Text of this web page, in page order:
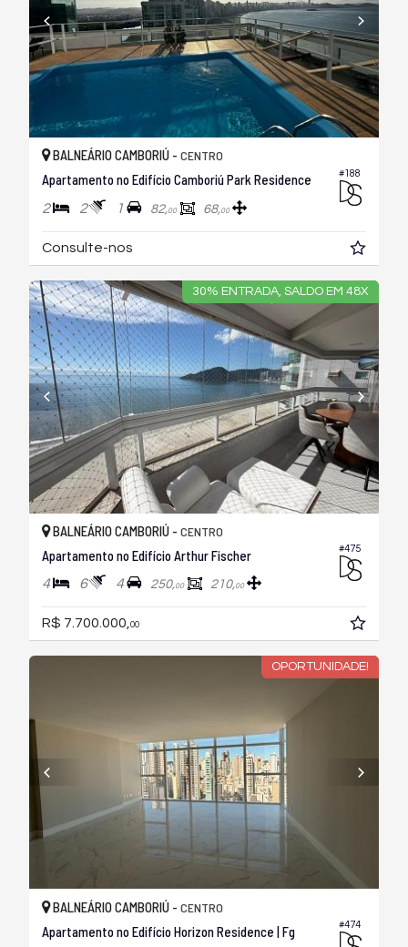
#188
BALNEÁRIO CAMBORIÚ - CENTRO
Apartamento no Edifício Camboriú Park Residence
2 2 1 82,00 68,00
Consulte-nos
30% ENTRADA, SALDO EM 48X
#475
BALNEÁRIO CAMBORIÚ - CENTRO
Apartamento no Edifício Arthur Fischer
4 6 4 250,00 210,00
R$ 7.700.000, 00
OPORTUNIDADE!
#474
BALNEÁRIO CAMBORIÚ - CENTRO
Apartamento no Edifício Horizon Residence | Fg